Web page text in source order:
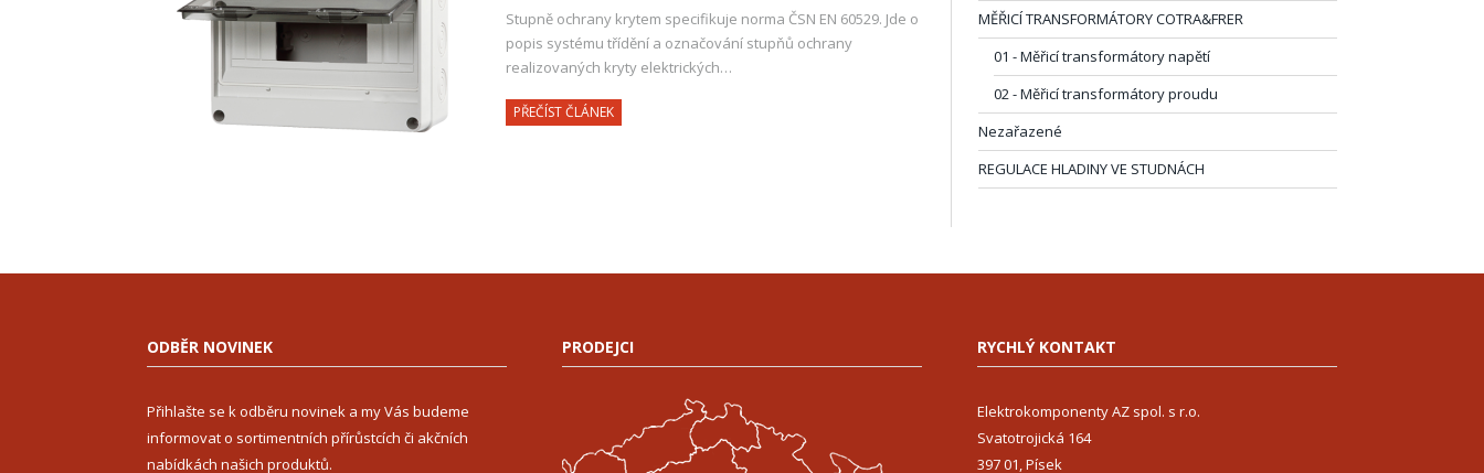
Stupně ochrany krytem specifikuje norma ČSN EN 60529. Jde o
popis systému třídění a označování stupňů ochrany
realizovaných kryty elektrických…
PŘEČÍST ČLÁNEK
MĚŘICÍ TRANSFORMÁTORY COTRA&FRER
01 - Měřicí transformátory napětí
02 - Měřicí transformátory proudu
Nezařazené
REGULACE HLADINY VE STUDNÁCH
ODBĚR NOVINEK
Přihlašte se k odběru novinek a my Vás budeme
informovat o sortimentních přírůstcích či akčních
nabídkách našich produktů.
PRODEJCI RYCHLÝ KONTAKT
Elektrokomponenty AZ spol. s r.o.
Svatotrojická 164
397 01, Písek